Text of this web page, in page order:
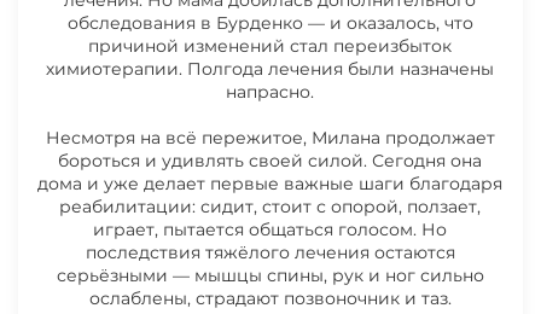
обследования в Бурденко — и оказалось, что
причиной изменений стал переизбыток
химиотерапии. Полгода лечения были назначены
напрасно.
Несмотря на всё пережитое, Милана продолжает
бороться и удивлять своей силой. Сегодня она
дома и уже делает первые важные шаги благодаря
реабилитации: сидит, стоит с опорой, ползает,
играет, пытается общаться голосом. Но
последствия тяжёлого лечения остаются
серьёзными — мышцы спины, рук и ног сильно
ослаблены, страдают позвоночник и таз.